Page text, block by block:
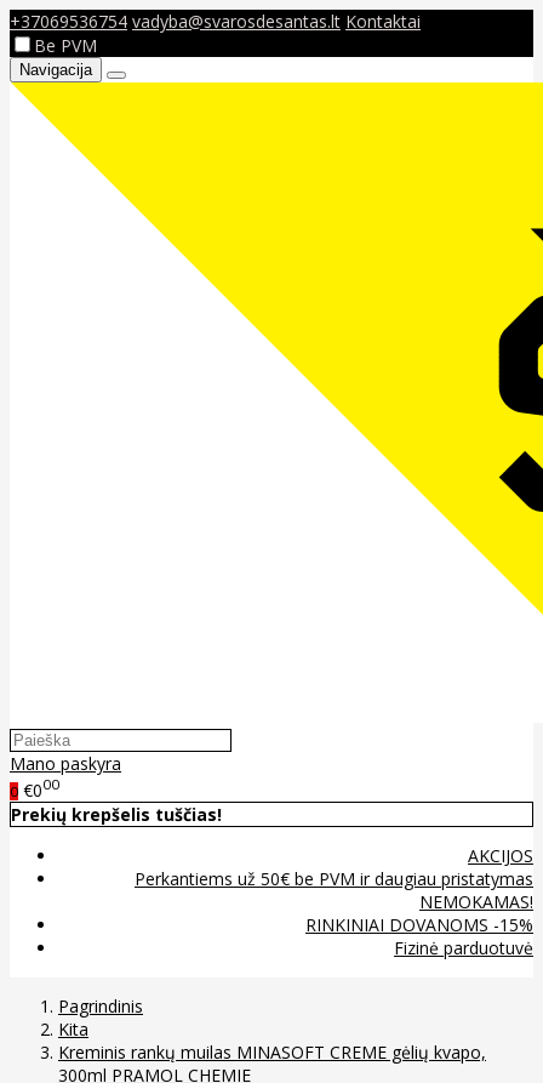
+37069536754 vadyba@svarosdesantas.lt Kontaktai
Be PVM
Navigacija
Mano paskyra
0 €000
Prekių krepšelis tuščias!
AKCIJOS
Perkantiems už 50€ be PVM ir daugiau pristatymas
NEMOKAMAS!
RINKINIAI DOVANOMS -15%
Fizinė parduotuvė
Pagrindinis
Kita
Kreminis rankų muilas MINASOFT CREME gėlių kvapo,
300ml PRAMOL CHEMIE